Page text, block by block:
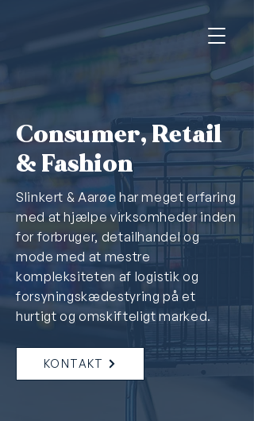
Consumer, Retail
& Fashion
Slinkert & Aarøe har meget erfaring
med at hjælpe virksomheder inden
for forbruger, detailhandel og
mode med at mestre
kompleksiteten af logistik og
forsyningskædestyring på et
hurtigt og omskifteligt marked.
KONTAKT